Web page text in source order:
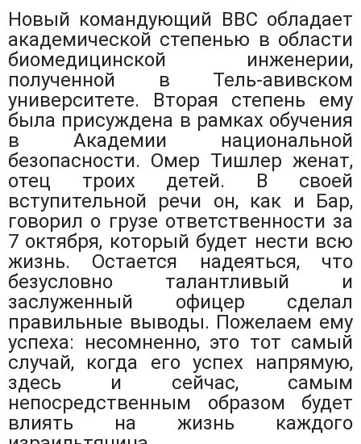
Новый командующий ВВС обладает
академической степенью в области
биомедицинской инженерии,
полученной в Тель-авивском
университете. Вторая степень ему
была присуждена в рамках обучения
в Академии национальной
безопасности. Омер Тишлер женат,
отец троих детей. В своей
вступительной речи он, как и Бар,
говорил о грузе ответственности за
7 октября, который будет нести всю
жизнь. Остается надеяться, что
безусловно талантливый и
заслуженный офицер сделал
правильные выводы. Пожелаем ему
успеха: несомненно, это тот самый
случай, когда его успех напрямую,
здесь и сейчас, самым
непосредственным образом будет
влиять на жизнь каждого